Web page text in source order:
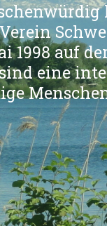
1998 auf
eine